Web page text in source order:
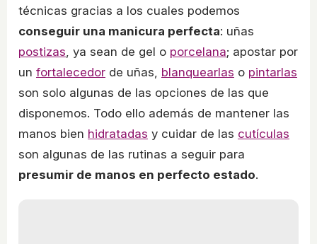
técnicas gracias a los cuales podemos
conseguir una manicura perfecta: uñas
postizas, ya sean de gel o porcelana; apostar por
un fortalecedor de uñas, blanquearlas o pintarlas
son solo algunas de las opciones de las que
disponemos. Todo ello además de mantener las
manos bien hidratadas y cuidar de las cutículas
son algunas de las rutinas a seguir para
presumir de manos en perfecto estado.